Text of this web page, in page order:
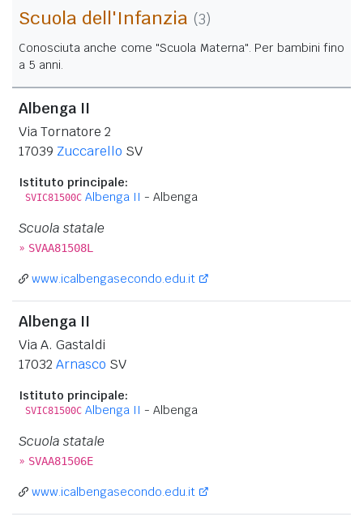
Scuola dell'Infanzia (3)
Conosciuta anche come "Scuola Materna". Per bambini fino
a 5 anni.
Albenga II
Via Tornatore 2
17039 Zuccarello SV
Istituto principale:
SVIC81500C Albenga II - Albenga
Scuola statale
» SVAA81508L
www.icalbengasecondo.edu.it
Albenga II
Via A. Gastaldi
17032 Arnasco SV
Istituto principale:
SVIC81500C Albenga II - Albenga
Scuola statale
» SVAA81506E
www.icalbengasecondo.edu.it